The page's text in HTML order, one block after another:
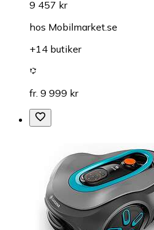
9 457 kr
hos Mobilmarket.se
+14 butiker
fr. 9 999 kr